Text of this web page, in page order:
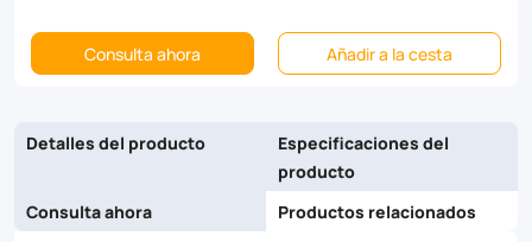
they
reliability
longevity
Consulta ahora Añadir a la cesta
Detalles del producto
Especificaciones del
producto
Consulta ahora
Productos relacionados